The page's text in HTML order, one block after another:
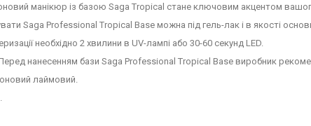
манікюр із базою Saga Tropical стане ключовим акцентом
Saga Professional Tropical Base можна під гель-лак і в якості
необхідно 2 хвилини в UV-лампі або 30-60 секунд LED.
нанесенням бази Saga Professional Tropical Base виробник
лаймовий.